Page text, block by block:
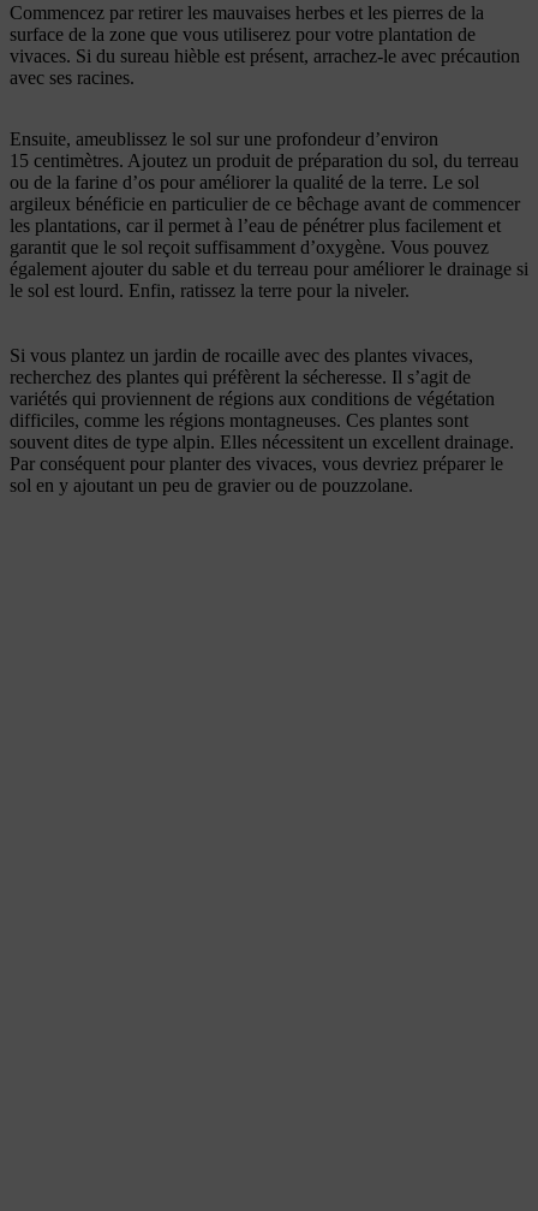
Commencez par retirer les mauvaises herbes et les pierres de la
surface de la zone que vous utiliserez pour votre plantation de
vivaces. Si du sureau hièble est présent, arrachez-le avec précaution
avec ses racines.
Ensuite, ameublissez le sol sur une profondeur d’environ
15 centimètres. Ajoutez un produit de préparation du sol, du terreau
ou de la farine d’os pour améliorer la qualité de la terre. Le sol
argileux bénéficie en particulier de ce bêchage avant de commencer
les plantations, car il permet à l’eau de pénétrer plus facilement et
garantit que le sol reçoit suffisamment d’oxygène. Vous pouvez
également ajouter du sable et du terreau pour améliorer le drainage si
le sol est lourd. Enfin, ratissez la terre pour la niveler.
Si vous plantez un jardin de rocaille avec des plantes vivaces,
recherchez des plantes qui préfèrent la sécheresse. Il s’agit de
variétés qui proviennent de régions aux conditions de végétation
difficiles, comme les régions montagneuses. Ces plantes sont
souvent dites de type alpin. Elles nécessitent un excellent drainage.
Par conséquent pour planter des vivaces, vous devriez préparer le
sol en y ajoutant un peu de gravier ou de pouzzolane.